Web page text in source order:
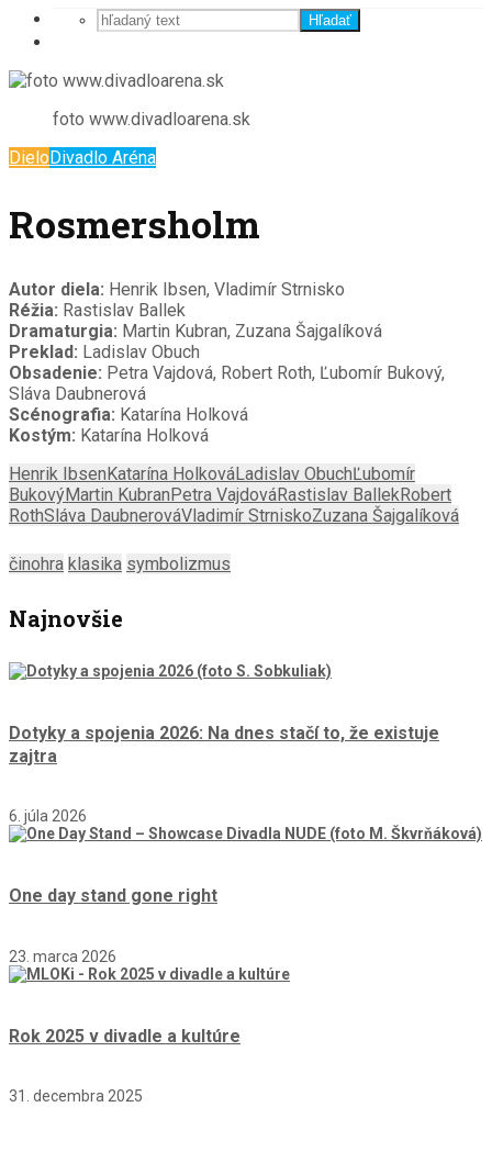
Hľadať
foto www.divadloarena.sk
DieloDivadlo Aréna
Rosmersholm
Autor diela: Henrik Ibsen, Vladimír Strnisko
Réžia: Rastislav Ballek
Dramaturgia: Martin Kubran, Zuzana Šajgalíková
Preklad: Ladislav Obuch
Obsadenie: Petra Vajdová, Robert Roth, Ľubomír Bukový,
Sláva Daubnerová
Scénografia: Katarína Holková
Kostým: Katarína Holková
Henrik Ibsen Katarína HolkováLadislav ObuchĽubomír
BukovýMartin Kubran Petra VajdováRastislav BallekRobert
RothSláva DaubnerováVladimír StrniskoZuzana Šajgalíková
činohra klasika symbolizmus
Najnovšie
Dotyky a spojenia 2026: Na dnes stačí to, že existuje
zajtra
6. júla 2026
One day stand gone right
23. marca 2026
Rok 2025 v divadle a kultúre
31. decembra 2025